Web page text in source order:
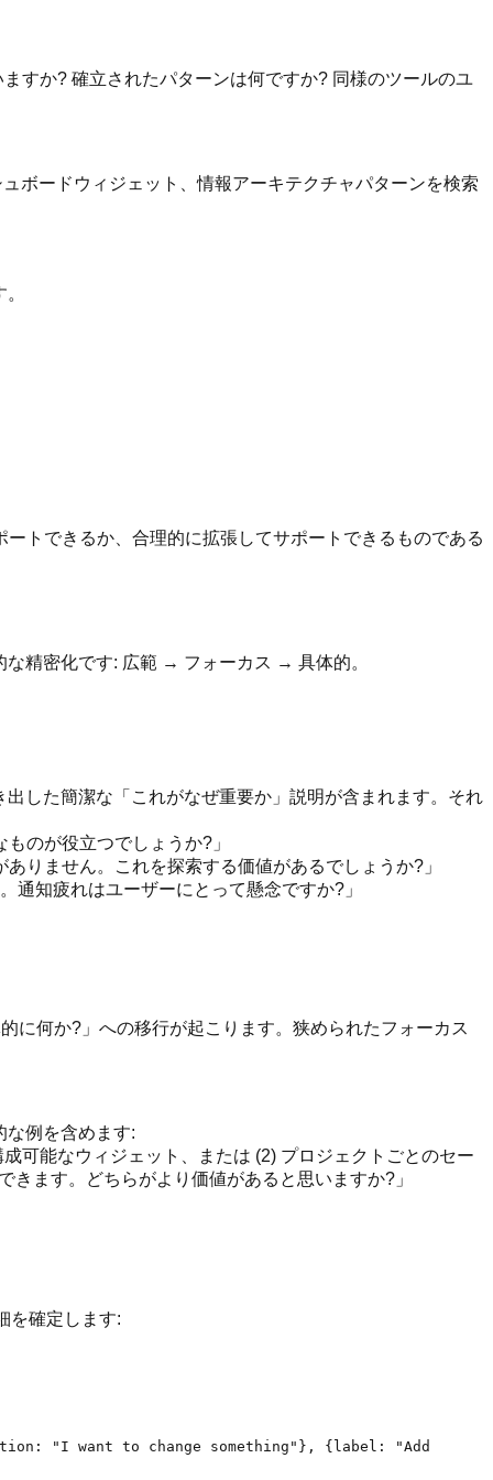
すか? 確立されたパターンは何ですか? 同様のツールのユ
ボードウィジェット、情報アーキテクチャパターンを検索
トできるか、合理的に拡張してサポートできるものである
精密化です: 広範 → フォーカス → 具体的。
した簡潔な「これがなぜ重要か」説明が含まれます。それ
のが役立つでしょうか?」
りません。これを探索する価値があるでしょうか?」
通知疲れはユーザーにとって懸念ですか?」
に何か?」への移行が起こります。狭められたフォーカス
な例を含めます:
可能なウィジェット、または (2) プロジェクトごとのセー
ます。どちらがより価値があると思いますか?」
を確定します:
"I want to change something"}, {label: "Add